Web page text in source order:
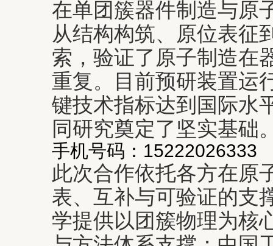
在单团簇器件制造与原
从结构构筑、原位表征
索，验证了原子制造在
重复。目前预研装置运
键技术指标达到国际水
同研究奠定了坚实基础
手机号码：15222026333
此次合作依托各方在原
表、互补与可验证的支
学提供以团簇物理为核